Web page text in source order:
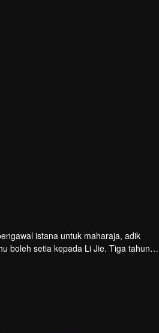
boleh setia kepada Li Jie. Tiga tahun
diracun, jadi dia mula menyiasat, tetapi